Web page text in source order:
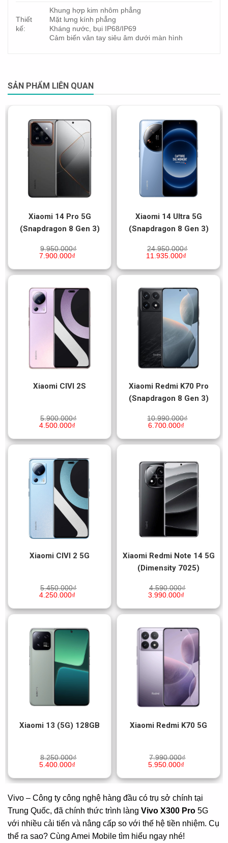
Thiết
kế:
Khung hợp kim nhôm phẳng
Mặt lưng kính phẳng
Kháng nước, bụi IP68/IP69
Cảm biến vân tay siêu âm dưới màn hình
SẢN PHẨM LIÊN QUAN
Xiaomi 14 Pro 5G
(Snapdragon 8 Gen 3)
9.950.000₫
7.900.000₫
Xiaomi 14 Ultra 5G
(Snapdragon 8 Gen 3)
24.950.000₫
11.935.000₫
Xiaomi CIVI 2S
5.900.000₫
4.500.000₫
Xiaomi Redmi K70 Pro
(Snapdragon 8 Gen 3)
10.990.000₫
6.700.000₫
Xiaomi CIVI 2 5G
5.450.000₫
4.250.000₫
Xiaomi Redmi Note 14 5G
(Dimensity 7025)
4.590.000₫
3.990.000₫
Xiaomi 13 (5G) 128GB
8.250.000₫
5.400.000₫
Xiaomi Redmi K70 5G
7.990.000₫
5.950.000₫
Vivo – Công ty công nghệ hàng đầu có trụ sở chính tại
Trung Quốc, đã chính thức trình làng Vivo X300 Pro 5G
với nhiều cải tiến và nâng cấp so với thế hệ tiền nhiệm. Cụ
thể ra sao? Cùng Amei Mobile tìm hiểu ngay nhé!